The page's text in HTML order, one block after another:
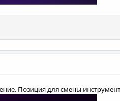
Позиция для смены